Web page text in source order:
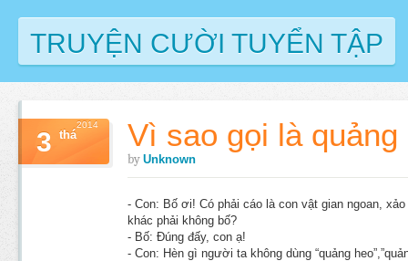
TRUYỆN CƯỜI TUYỂN TẬP
Vì sao gọi là quảng
by Unknown
3 thá
2014
- Con: Bố ơi! Có phải cáo là con vật gian ngoan,
khác phải không bố?
- Bố: Đúng đấy, con ạ!
- Con: Hèn gì người ta không dùng “quảng